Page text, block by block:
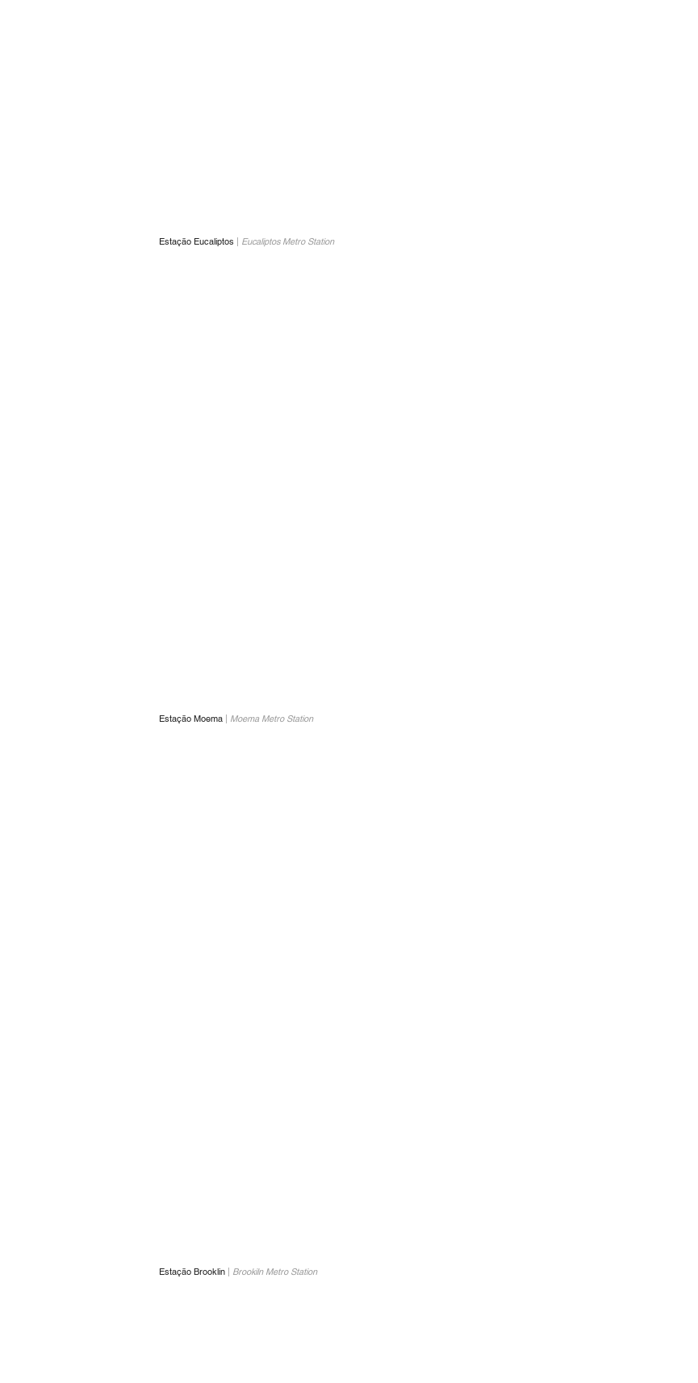
Estação Eucaliptos Eucaliptos Metro Station
Estação Moema Moema Metro Station
Estação Brooklin Brookiln Metro Station